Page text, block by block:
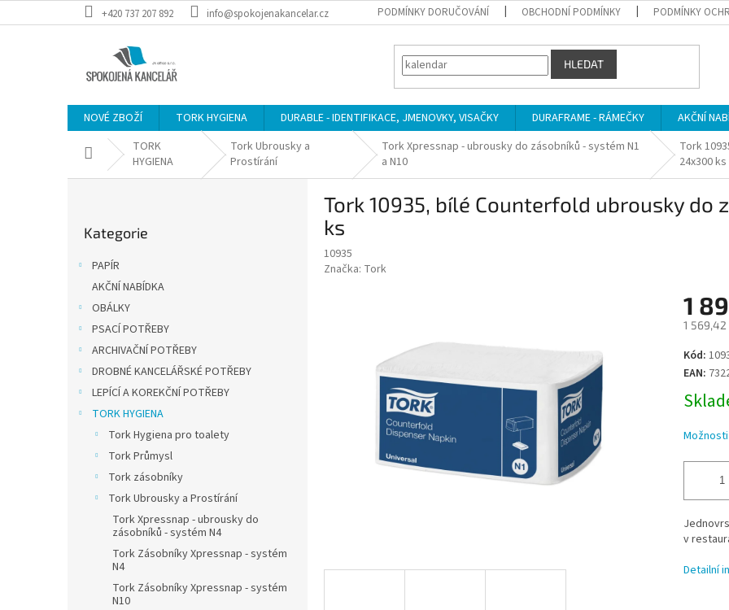
na
+420 737 207 892 info@spokojenakancelar.cz PODMÍNKY DORUČOVÁNÍ OBCHODNÍ PODMÍNKY PODMÍNKY
HLEDAT
NOVÉ ZBOŽÍ TORK HYGIENA DURABLE - IDENTIFIKACE, JMENOVKY, VISAČKY DURAFRAME - RÁMEČKY AKČNÍ
Domů TORK
HYGIENA
Tork Ubrousky a
Prostírání
Tork Xpressnap - ubrousky do zásobníků - systém N1
a N10
Tork
24x300 ks
kategorie
Kategorie
PAPÍR
AKČNÍ NABÍDKA
OBÁLKY
PSACÍ POTŘEBY
ARCHIVAČNÍ POTŘEBY
DROBNÉ KANCELÁŘSKÉ POTŘEBY
LEPÍCÍ A KOREKČNÍ POTŘEBY
TORK HYGIENA
Tork Hygiena pro toalety
Tork Průmysl
Tork zásobníky
Tork Ubrousky a Prostírání
Tork Xpressnap - ubrousky do
zásobníků - systém N4
Tork Zásobníky Xpressnap - systém
N4
Tork Zásobníky Xpressnap - systém
N10
Tork 10935, bílé Counterfold ubrousky do
ks
10935
Značka: Tork
1
1 569,42
Měrná
cena:
Kód:
EAN:
v
Detailní